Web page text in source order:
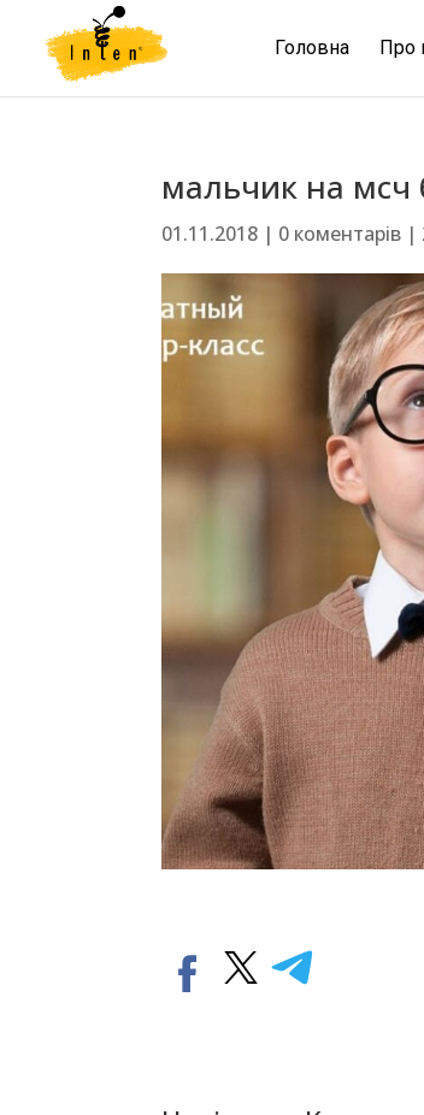
Головна Про
мальчик на мсч
01.11.2018 | 0 коментарів |